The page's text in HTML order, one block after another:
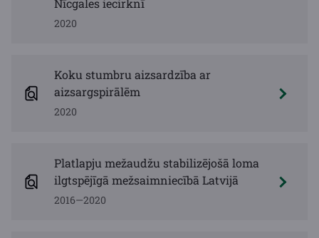
Nīcgales iecirknī
2020
Koku stumbru aizsardzība ar
aizsargspirālēm
2020
Platlapju mežaudžu stabilizējošā loma
ilgtspējīgā mežsaimniecībā Latvijā
2016—2020